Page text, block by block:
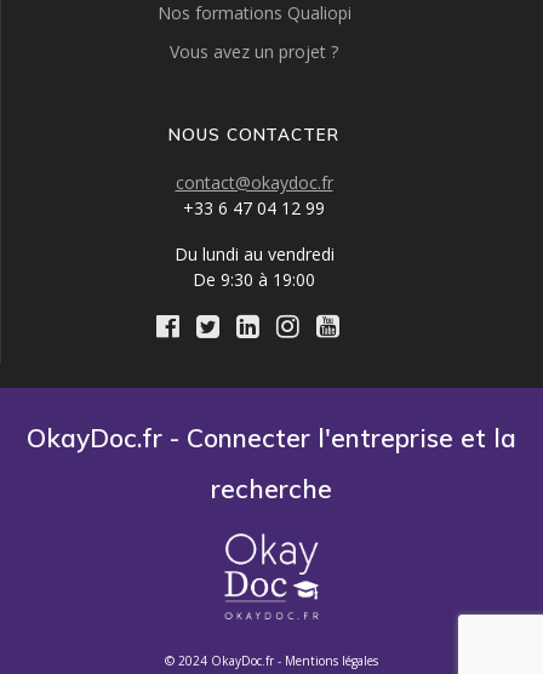
Nos formations Qualiopi
Vous avez un projet ?
NOUS CONTACTER
contact@okaydoc.fr
+33 6 47 04 12 99
Du lundi au vendredi
De 9:30 à 19:00
OkayDoc.fr - Connecter l'entreprise et la
recherche
© 2024 OkayDoc.fr - Mentions légales